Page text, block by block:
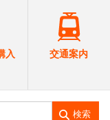
入 交通案内
検索